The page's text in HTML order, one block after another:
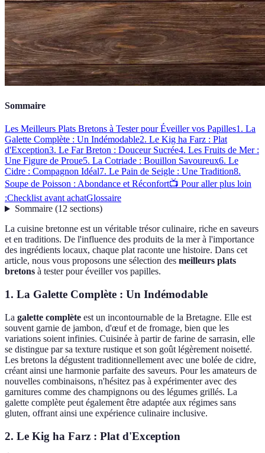
Sommaire
Les Meilleurs Plats Bretons à Tester pour Éveiller vos Papilles1. La
Galette Complète : Un Indémodable2. Le Kig ha Farz : Plat
d'Exception3. Le Far Breton : Douceur Sucrée4. Les Fruits de Mer :
Une Figure de Proue5. La Cotriade : Bouillon Savoureux6. Le
Cidre : Compagnon Idéal7. Le Pain de Seigle : Une Tradition8.
Soupe de Poisson : Abondance et Réconfort📺 Pour aller plus loin
:Checklist avant achatGlossaire
Sommaire(12 sections)
La cuisine bretonne est un véritable trésor culinaire, riche en saveurs
et en traditions. De l'influence des produits de la mer à l'importance
des ingrédients locaux, chaque plat raconte une histoire. Dans cet
article, nous vous proposons une sélection des meilleurs plats
bretons à tester pour éveiller vos papilles.
1. La Galette Complète : Un Indémodable
La galette complète est un incontournable de la Bretagne. Elle est
souvent garnie de jambon, d'œuf et de fromage, bien que les
variations soient infinies. Cuisinée à partir de farine de sarrasin, elle
se distingue par sa texture rustique et son goût légèrement noisetté.
Les bretons la dégustent traditionnellement avec une bolée de cidre,
créant ainsi une harmonie parfaite des saveurs. Pour les amateurs de
nouvelles combinaisons, n'hésitez pas à expérimenter avec des
garnitures comme des champignons ou des légumes grillés. La
galette complète peut également être adaptée aux régimes sans
gluten, offrant ainsi une expérience culinaire inclusive.
2. Le Kig ha Farz : Plat d'Exception